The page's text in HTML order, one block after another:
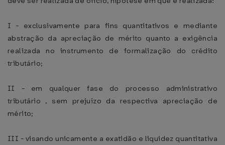
I - exclusivamente para fins quantitativos e mediante
abstração da apreciação de mérito quanto a exigência
realizada no instrumento de formalização do crédito
tributário;
II - em qualquer fase do processo administrativo
tributário , sem prejuízo da respectiva apreciação de
mérito;
III - visando unicamente a exatidão e liquidez quantitativa